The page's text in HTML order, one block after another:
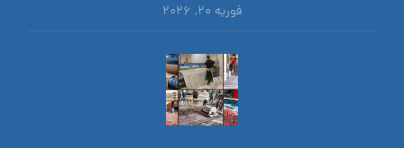
فوریه ۲۰, ۲۰۲۶